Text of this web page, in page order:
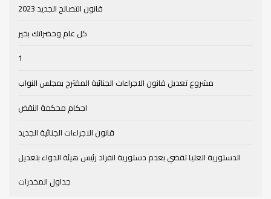
قانون التصالح الجديد 2023
كل عام وحضراتك بخير
1
مشروع تعديل قانون الاجراءات الجنائية المقترح بمجلس النواب
احكام محكمة النقض
قانون الاجراءات الجنائية الجديد
الدستورية العليا تقضي بعدم دستورية انفراد رئيس هيئة الدواء بتعديل
جداول المخدرات